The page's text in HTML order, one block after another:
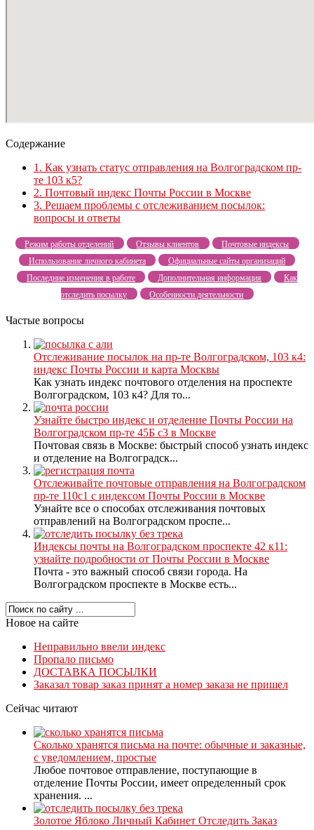
Содержание
1. Как узнать статус отправления на Волгоградском пр-
те 103 к5?
2. Почтовый индекс Почты России в Москве
3. Решаем проблемы с отслеживанием посылок:
вопросы и ответы
Режим работы отделений Отзывы клиентов
Почтовые индексы
Использование личного кабинета
Официальные сайты организаций
Последние изменения в работе
Дополнительная информация
Как
отследить посылку
Особенности деятельности
Частые вопросы
Отслеживание посылок на пр-те Волгоградском, 103 к4:
индекс Почты России и карта Москвы
Как узнать индекс почтового отделения на проспекте
Волгоградском, 103 к4? Для то...
Узнайте быстро индекс и отделение Почты России на
Волгоградском пр-те 45Б с3 в Москве
Почтовая связь в Москве: быстрый способ узнать индекс
и отделение на Волгоградск...
Отслеживайте почтовые отправления на Волгоградском
пр-те 110с1 с индексом Почты России в Москве
Узнайте все о способах отслеживания почтовых
отправлений на Волгоградском проспе...
Индексы почты на Волгоградском проспекте 42 к11:
узнайте подробности от Почты России в Москве
Почта - это важный способ связи города. На
Волгоградском проспекте в Москве есть...
Новое на сайте
Неправильно ввели индекс
Пропало письмо
ДОСТАВКА ПОСЫЛКИ
Заказал товар заказ принят а номер заказа не пришел
Сейчас читают
Сколько хранятся письма на почте: обычные и заказные,
с уведомлением, простые
Любое почтовое отправление, поступающие в
отделение Почты России, имеет определенный срок
хранения. ...
Золотое Яблоко Личный Кабинет Отследить Заказ